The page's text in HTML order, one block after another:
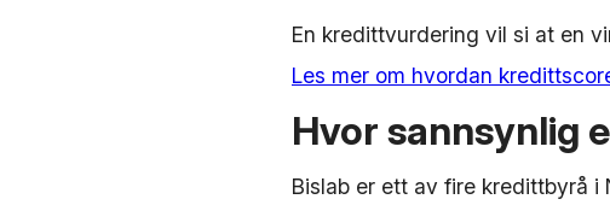
En kredittvurdering vil si at en
Les mer om hvordan
Hvor sannsynlig
Bislab er ett av fire kredittbyrå i